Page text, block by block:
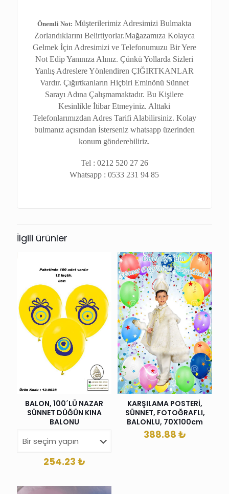
Önemli Not: Müşterilerimiz Adresimizi Bulmakta
Zorlandıklarını Belirtiyorlar.Mağazamıza Kolayca
Gelmek İçin Adresimizi ve Telefonumuzu Bir Yere
Not Edip Yanınıza Alınız. Çünkü Yollarda Sizleri
Yanlış Adreslere Yönlendiren ÇIĞIRTKANLAR
Vardır. Çığırtkanların Hiçbiri Eminönü Sünnet
Sarayı Adına Çalışmamaktadır. Bu Kişilere
Kesinlikle İtibar Etmeyiniz. Alttaki
Telefonlarımızdan Adres Tarifi Alabilirsiniz. Kolay
bulmanız açısından İsterseniz whatsapp üzerinden
konum gönderebiliriz.
Tel : 0212 520 27 26
Whatsapp : 0533 231 94 85
İlgili ürünler
BALON, 100´LÜ NAZAR
SÜNNET DÜĞÜN KINA
BALONU
254.23 ₺
KARŞILAMA POSTERİ,
SÜNNET, FOTOĞRAFLI,
BALONLU, 70X100cm
388.88 ₺